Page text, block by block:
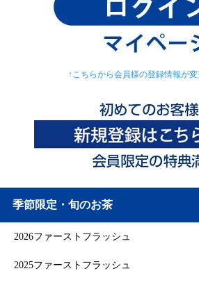
↑こちらから会員様の登録情報が
季節限定・旬のお茶
2026ファーストフラッシュ
2025ファーストフラッシュ